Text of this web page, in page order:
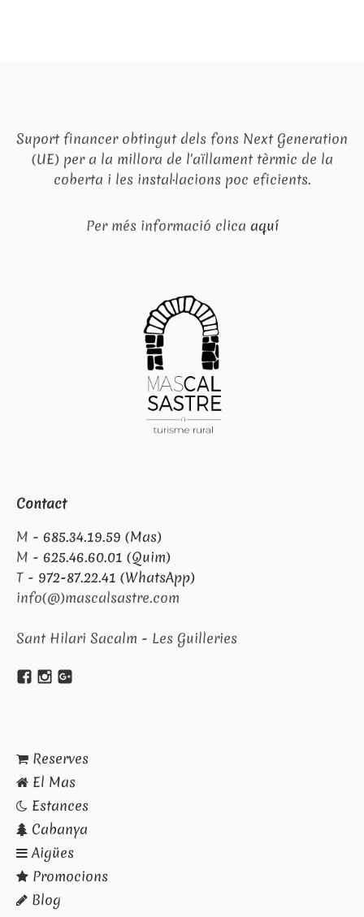
Suport financer obtingut dels fons Next Generation
(UE) per a la millora de l'aïllament tèrmic de la
coberta i les instal·lacions poc eficients.
Per més informació clica aquí
Contact
M - 685.34.19.59 (Mas)
M - 625.46.60.01 (Quim)
T - 972-87.22.41 (WhatsApp)
info(@)mascalsastre.com
Sant Hilari Sacalm - Les Guilleries
Reserves
El Mas
Estances
Cabanya
Aigües
Promocions
Blog